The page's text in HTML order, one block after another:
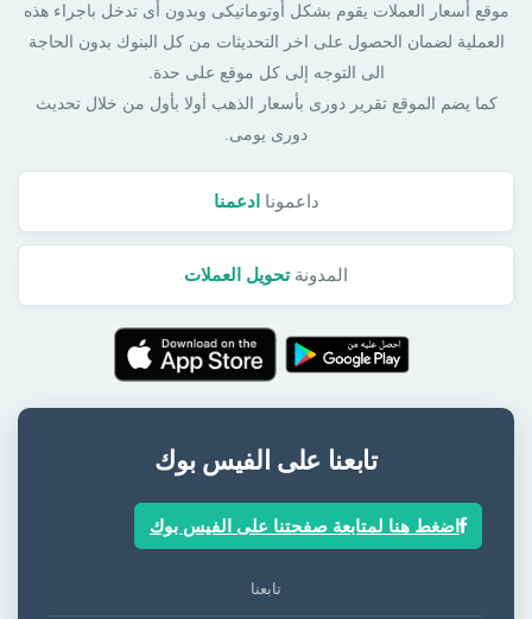
موقع أسعار العملات يقوم بشكل أوتوماتيكى وبدون أى تدخل باجراء هذه
العملية لضمان الحصول على اخر التحديثات من كل البنوك بدون الحاجة
الى التوجه إلى كل موقع على حدة.
كما يضم الموقع تقرير دورى بأسعار الذهب أولا بأول من خلال تحديث
دورى يومى.
داعمونا ادعمنا
المدونةتحويل العملات
تابعنا على الفيس بوك
اضغط هنا لمتابعة صفحتنا على الفيس بوك
تابعنا